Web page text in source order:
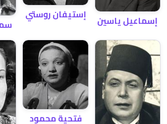
إسماعيل ياسين إستيفان روستي
فتحية محمود